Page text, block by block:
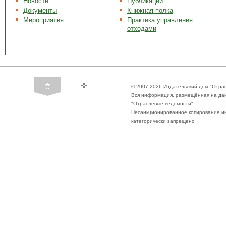
Документы
Мероприятия
Книжная полка
Практика управления
отходами
© 2007-2026 Издательский дом
Вся информация, размещённая на
"Отраслевые ведомости".
Несанкционированное копирование
категорически запрещено